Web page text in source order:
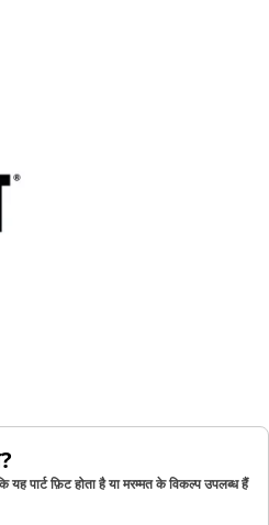
पार्ट फ़िट होता है या मरम्मत के विकल्प उपलब्ध हैं